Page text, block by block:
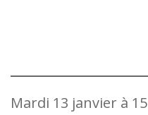
Mardi 13 janvier à